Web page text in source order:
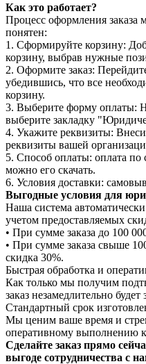
Как это работает?
Процесс оформления заказа
понятен:
1. Сформируйте корзину:
корзину, выбрав нужные
2. Оформите заказ:
убедившись, что все
корзину.
3. Выберите форму оплаты:
выберите закладку
4. Укажите реквизиты:
реквизиты вашей
5. Способ оплаты: оплата по
можно его скачать.
6. Условия доставки:
Выгодные условия для
Наша система автоматически
учетом предоставляемых
• При сумме заказа до 100
• При сумме заказа свыше
скидка 30%.
Быстрая обработка и
Как только мы получим
заказ незамедлительно
Стандартный срок
Мы ценим ваше время и
оперативному выполнению
Сделайте заказ прямо
выгоде сотрудничества с